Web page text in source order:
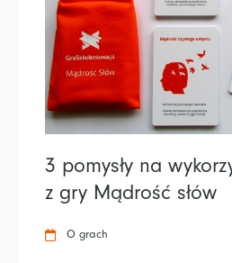
3 pomysły na
z gry Mądrość słów
O grach